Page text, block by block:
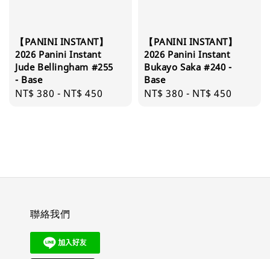
【PANINI INSTANT】
2026 Panini Instant
Jude Bellingham #255
- Base
Regular
NT$ 380 - NT$ 450
【PANINI INSTANT】
2026 Panini Instant
Bukayo Saka #240 -
Base
Regular
NT$ 380 - NT$ 450
聯絡我們